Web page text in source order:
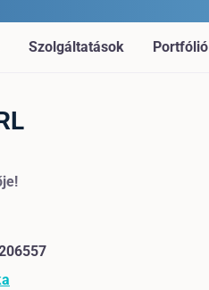
Szolgáltatások Portfólió